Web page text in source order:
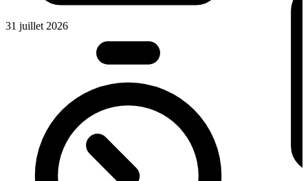
31 juillet 2026